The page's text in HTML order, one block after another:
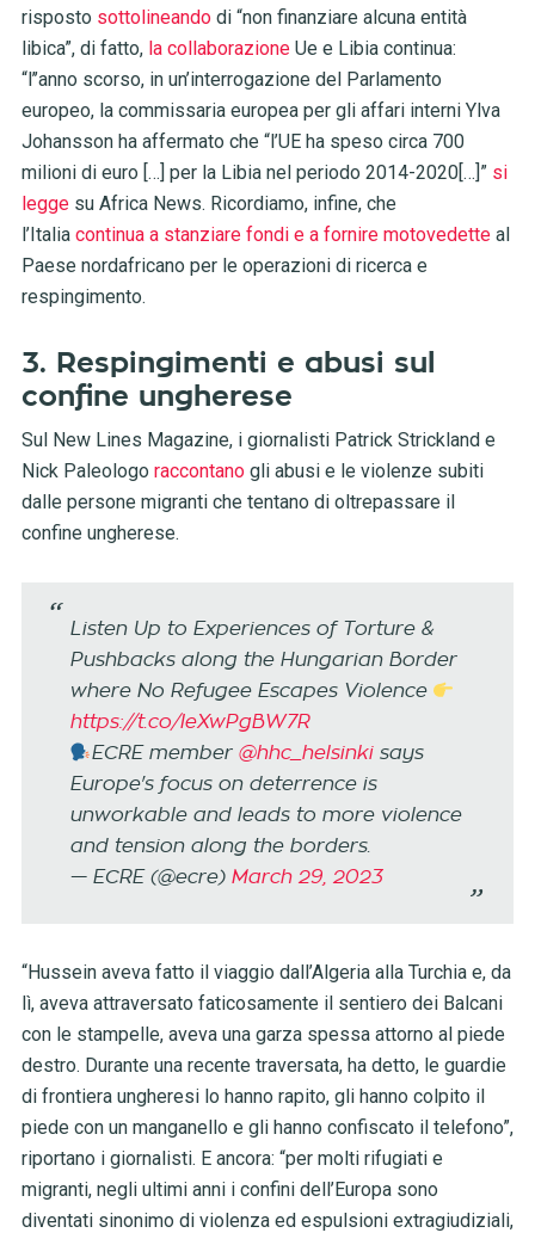
risposto sottolineandodi “non finanziare alcuna entità
libica”, di fatto, la collaborazioneUe e Libia continua:
“l’’anno scorso, in un’interrogazione del Parlamento
europeo, la commissaria europea per gli affari interni Ylva
Johansson ha affermato che “l’UE ha speso circa 700
milioni di euro […] per la Libia nel periodo 2014-2020[…]” si
leggesu Africa News. Ricordiamo, infine, che
l’Italia continua a stanziare fondi e a fornire motovedetteal
Paese nordafricano per le operazioni di ricerca e
respingimento.
3. Respingimenti e abusi sul
confine ungherese
Sul New Lines Magazine, i giornalisti Patrick Strickland e
Nick Paleologo raccontanogli abusi e le violenze subiti
dalle persone migranti che tentano di oltrepassare il
confine ungherese.
Listen Up to Experiences of Torture &
Pushbacks along the Hungarian Border
where No Refugee Escapes Violence
https://t.co/IeXwPgBW7R
ECRE member @hhc_helsinkisays
Europe's focus on deterrence is
unworkable and leads to more violence
and tension along the borders.
— ECRE (@ecre) March 29, 2023
“Hussein aveva fatto il viaggio dall’Algeria alla Turchia e, da
lì, aveva attraversato faticosamente il sentiero dei Balcani
con le stampelle, aveva una garza spessa attorno al piede
destro. Durante una recente traversata, ha detto, le guardie
di frontiera ungheresi lo hanno rapito, gli hanno colpito il
piede con un manganello e gli hanno confiscato il telefono”,
riportano i giornalisti. E ancora: “per molti rifugiati e
migranti, negli ultimi anni i confini dell’Europa sono
diventati sinonimo di violenza ed espulsioni extragiudiziali,